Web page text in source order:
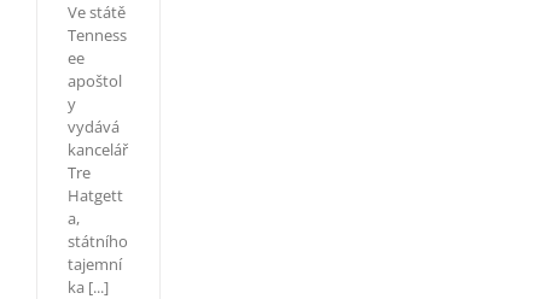
Ve státě
Tenness
ee
apoštol
y
vydává
kancelář
Tre
Hatgett
a,
státního
tajemní
ka [...]